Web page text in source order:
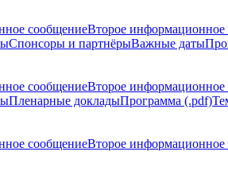
сообщениеВторое информационное
Спонсоры и партнёрыВажные даты
сообщениеВторое информационное
Пленарные докладыПрограмма (.pdf)
сообщениеВторое информационное